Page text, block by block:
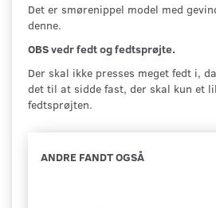
Det er smørenippel model med
denne.
OBS vedr fedt og fedtsprøjte.
Der skal ikke presses meget fedt i,
det til at sidde fast, der skal kun et
fedtsprøjten.
ANDRE FANDT OGSÅ